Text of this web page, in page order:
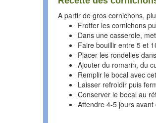
A partir de gros cornichons,
Frotter les cornichons
Dans une casserole,
Faire bouillir entre 5 et
Placer les rondelles
Ajouter du romarin, du
Remplir le bocal avec
Laisser refroidir puis
Conserver le bocal au
Attendre 4-5 jours avant